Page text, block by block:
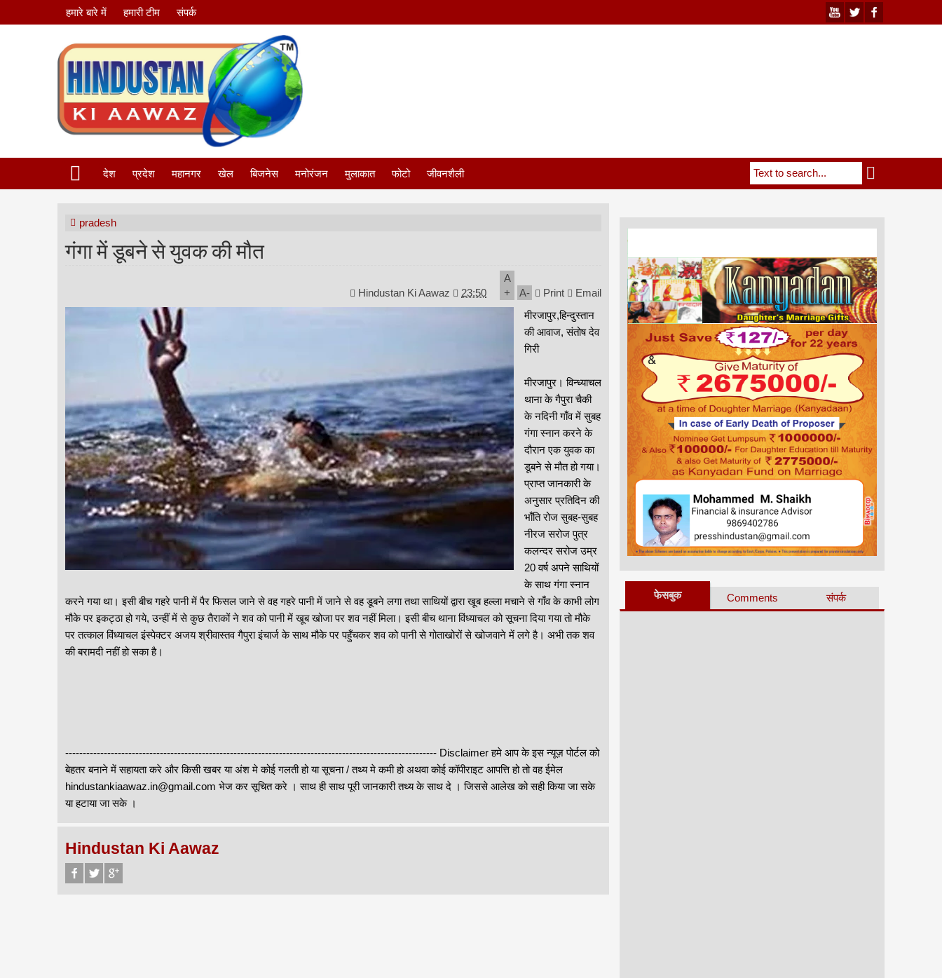
हमारे बारे में हमारी टीम संपर्क
देश प्रदेश महानगर खेल बिजनेस मनोरंजन मुलाकात फोटो जीवनशैली
pradesh
गंगा में डूबने से युवक की मौत
Hindustan Ki Aawaz 23:50
A
+
A- Print
Email
मीरजापुर,हिन्दुस्तान
की आवाज, संतोष देव
गिरी
मीरजापुर। विन्ध्याचल
थाना के गैपुरा चैकी
के नदिनी गाँव में सुबह
गंगा स्नान करने के
दौरान एक युवक का
डूबने से मौत हो गया।
प्राप्त जानकारी के
अनुसार प्रतिदिन की
भाँति रोज सुबह-सुबह
नीरज सरोज पुत्र
कलन्दर सरोज उम्र
20 वर्ष अपने साथियों
के साथ गंगा स्नान
करने गया था। इसी बीच गहरे पानी में पैर फिसल जाने से वह गहरे पानी में जाने से वह डूबने लगा तथा साथियों द्वारा खूब हल्ला मचाने से गाँव के काभी लोग
मौके पर इकट्ठा हो गये, उन्हीं में से कुछ तैराकों ने शव को पानी में खूब खोजा पर शव नहीं मिला। इसी बीच थाना विंध्याचल को सूचना दिया गया तो मौके
पर तत्काल विंध्याचल इंस्पेक्टर अजय श्रीवास्तव गैपुरा इंचार्ज के साथ मौके पर पहुँचकर शव को पानी से गोताखोरों से खोजवाने में लगे है। अभी तक शव
की बरामदी नहीं हो सका है।
---------------------------------------------------------------------------------------------------------- Disclaimer हमे आप के इस न्यूज़ पोर्टल को
बेहतर बनाने में सहायता करे और किसी खबर या अंश मे कोई गलती हो या सूचना / तथ्य मे कमी हो अथवा कोई कॉपीराइट आपत्ति हो तो वह ईमेल
hindustankiaawaz.in@gmail.com भेज कर सूचित करे । साथ ही साथ पूरी जानकारी तथ्य के साथ दे । जिससे आलेख को सही किया जा सके
या हटाया जा सके ।
Hindustan Ki Aawaz
फेसबुक Comments संपर्क